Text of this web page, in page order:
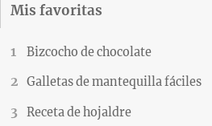
Mis favoritas
Bizcocho de chocolate
Galletas de mantequilla fáciles
Receta de hojaldre